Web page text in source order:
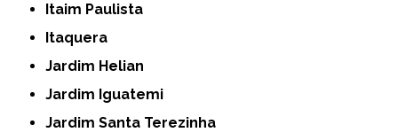
Itaim Paulista
Itaquera
Jardim Helian
Jardim Iguatemi
Jardim Santa Terezinha